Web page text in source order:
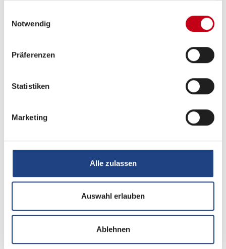
Notwendig
Präferenzen
Statistiken
Marketing
Alle zulassen
Auswahl erlauben
Ablehnen
Grundrissbeschreibung
Einzelbett
4
WC